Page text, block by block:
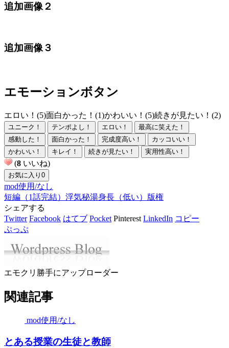
追加画像２
追加画像３
エモーションボタン
エロい！(5)面白かった！(1)かわいい！(5)続きが見たい！(2)
ユニーク！ テンポよし！ エロい！
最高に笑えた！
感動した！
面白かった！ 完成度高い！
カッコいい！
かわいい！
キレイ！ 続きが見たい！ 実用性高い！
(8 いいね)
お気に入り 0
mod使用/なし
短編（1話完結） 浮気秘湯身長（低い） 版権
シェアする
Twitter Facebook はてブ Pocket Pinterest LinkedIn コピー
ぷっぷ
エモクリ勝手にアップローダー
関連記事
mod使用/なし
とある授業の生徒と教師